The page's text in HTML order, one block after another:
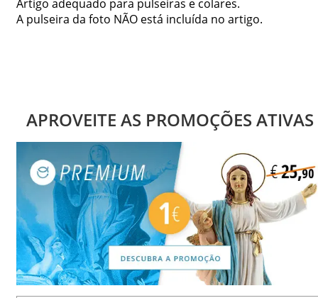
Artigo adequado para pulseiras e colares.
A pulseira da foto NÃO está incluída no artigo.
APROVEITE AS PROMOÇÕES ATIVAS